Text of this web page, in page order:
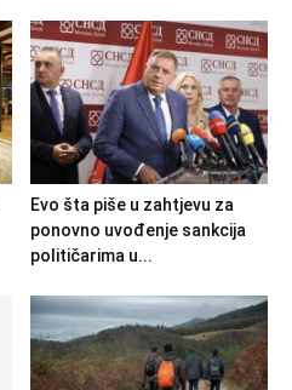
Evo šta piše u zahtjevu za
ponovno uvođenje sankcija
političarima u...